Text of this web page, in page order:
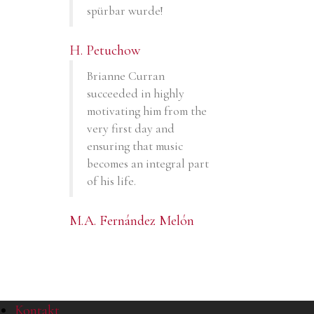
spürbar wurde!
H. Petuchow
Brianne Curran
succeeded in highly
motivating him from the
very first day and
ensuring that music
becomes an integral part
of his life.
M.A. Fernández Melón
Kontakt